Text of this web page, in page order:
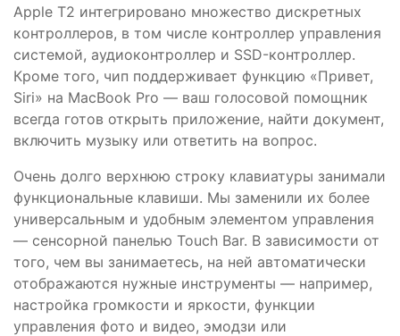
Apple T2 интегрировано множество дискретных
контроллеров, в том числе контроллер управления
системой, аудиоконтроллер и SSD-контроллер.
Кроме того, чип поддерживает функцию «Привет,
Siri» на MacBook Pro — ваш голосовой помощник
всегда готов открыть приложение, найти документ,
включить музыку или ответить на вопрос.
Очень долго верхнюю строку клавиатуры занимали
функциональные клавиши. Мы заменили их более
универсальным и удобным элементом управления
— сенсорной панелью Touch Bar. В зависимости от
того, чем вы занимаетесь, на ней автоматически
отображаются нужные инструменты — например,
настройка громкости и яркости, функции
управления фото и видео, эмодзи или